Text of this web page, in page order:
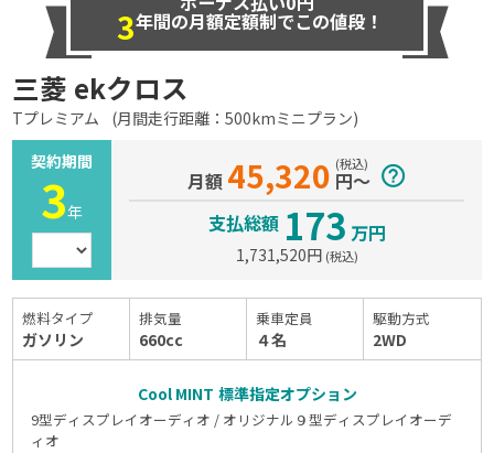
3年間の月額定額制でこの値段！
三菱 ekクロス
Tプレミアム (月間走行距離：500kmミニプラン)
契約期間
3年
月額 45,320 円〜
(税込) help_outline
支払総額 173 万円
1,731,520円 (税込)
燃料タイプ
ガソリン
排気量
660cc
乗車定員
４名
駆動方式
2WD
Cool MINT 標準指定オプション
9型ディスプレイオーディオ / オリジナル９型ディスプレイオーデ
ィオ